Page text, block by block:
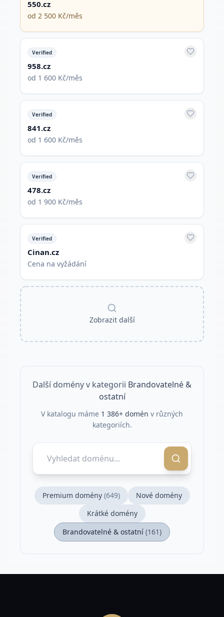
550.cz
od 2 500 Kč/měs
Verified
958.cz
od 1 600 Kč/měs
Verified
841.cz
od 1 600 Kč/měs
Verified
478.cz
od 1 900 Kč/měs
Verified
Cinan.cz
Cena na vyžádání
Zobrazit další
Další domény v kategorii Brandovatelné &
ostatní
V katalogu máme 1 386+ domén v různých
kategoriích.
Premium domény (649)
Nové domény
Krátké domény
Brandovatelné & ostatní (161)